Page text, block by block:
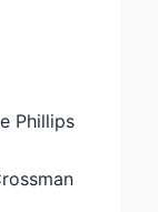
Phillips